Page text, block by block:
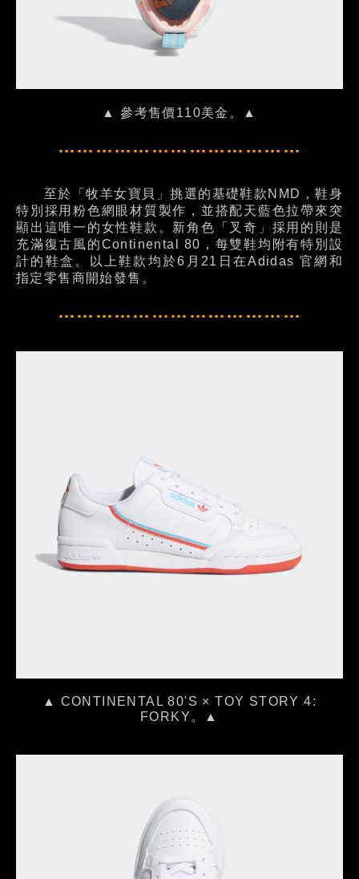
▲ 參考售價110美金。▲
…………………………………
至於「牧羊女寶貝」挑選的基礎鞋款NMD，鞋身
特別採用粉色網眼材質製作，並搭配天藍色拉帶來突
顯出這唯一的女性鞋款。新角色「叉奇」採用的則是
充滿復古風的Continental 80，每雙鞋均附有特別設
計的鞋盒。以上鞋款均於6月21日在Adidas 官網和
指定零售商開始發售。
…………………………………
▲ CONTINENTAL 80'S × TOY STORY 4:
FORKY。▲